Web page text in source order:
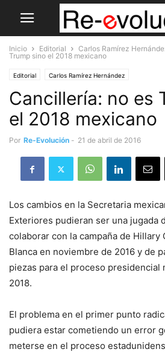
Inicio Editorial Carlos Ramírez
Trump sino el 2018 mexicano
Editorial Carlos Ramírez Hernández
Cancillería: no es
el 2018 mexicano
Por Re-Evolución - 21 de abril de 2016
Los cambios en la Secretaria
Exteriores pudieran ser una jugada
colaborar con la campaña de Hillary
Blanca en noviembre de 2016 y de
piezas para el proceso presidencial
2018.
El problema en el primer punto
pudiera estar cometiendo un error
meterse en el proceso